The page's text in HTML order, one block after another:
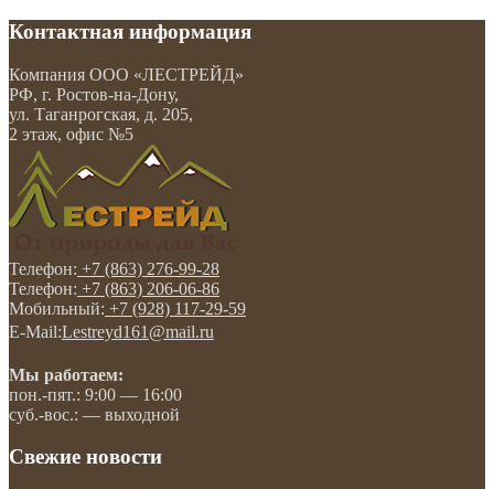
Контактная информация
Компания ООО «ЛЕСТРЕЙД»
РФ, г. Ростов-на-Дону,
ул. Таганрогская, д. 205,
2 этаж, офис №5
Телефон: +7 (863) 276-99-28
Телефон: +7 (863) 206-06-86
Мобильный: +7 (928) 117-29-59
E-Mail:Lestreyd161@mail.ru
Мы работаем:
пон.-пят.: 9:00 — 16:00
суб.-вос.: — выходной
Свежие новости